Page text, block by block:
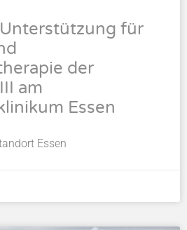
für
der
am
Essen
Essen